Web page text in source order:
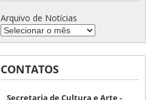
Arquivo de Notícias
CONTATOS